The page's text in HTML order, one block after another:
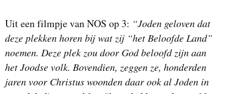
Uit een filmpje van NOS op 3: “Joden geloven dat
deze plekken horen bij wat zij “het Beloofde Land”
noemen. Deze plek zou door God beloofd zijn aan
het Joodse volk. Bovendien, zeggen ze, honderden
jaren voor Christus woonden daar ook al Joden in